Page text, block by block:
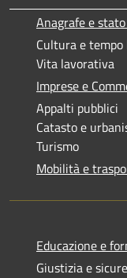
Anagrafe e
Cultura e
Vita lavorativa
Imprese e
Appalti pubblici
Catasto e
Turismo
Mobilità e
Educazione e
Giustizia e